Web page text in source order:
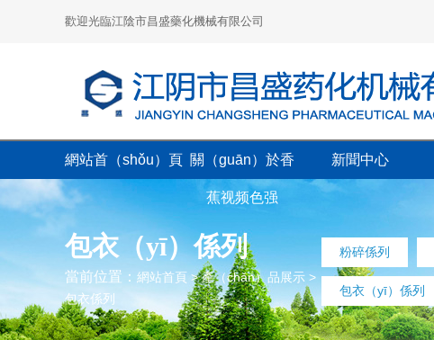
歡迎光臨江陰市昌盛藥化機械有限公司
網站首（shǒu）頁 關（guān）於香
蕉视频色强
新聞中心
粉碎係列
包衣（yī）係列
包衣（yī）係列
當前位置： 網站首頁 >產（chǎn）品展示 >
包衣係列